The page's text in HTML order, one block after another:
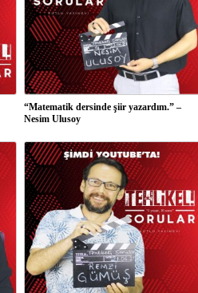
“Matematik dersinde şiir yazardım.” –
Nesim Ulusoy